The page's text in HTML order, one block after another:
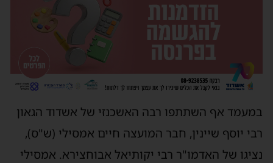
במעמד אף השתתפו רבה האשכנזי של אשדוד הגאון
רבי יוסף שיינין, חבר המועצה חיים אמסילי (ש"ס),
נציגו של האדמו"ר רבי יקותיאל אבוחצירא. אמסילי